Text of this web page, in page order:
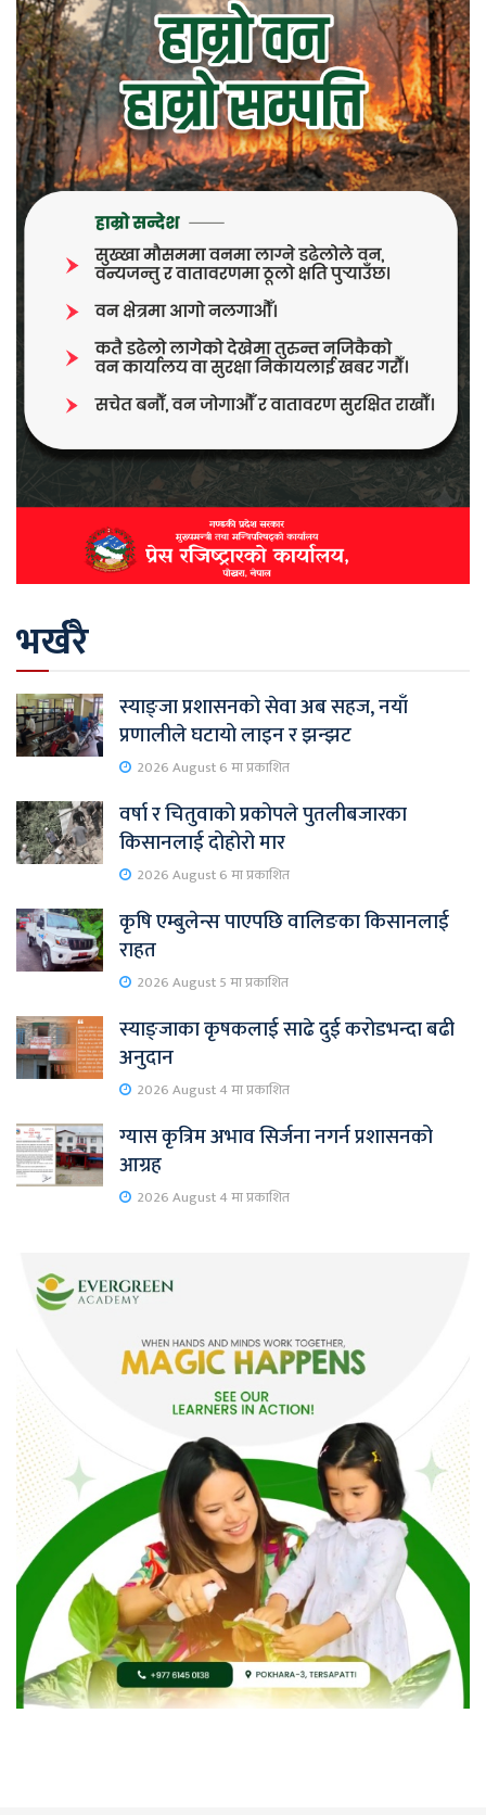
भर्खरै
स्याङ्जा प्रशासनको सेवा अब सहज, नयाँ
प्रणालीले घटायो लाइन र झन्झट
2026 August 6 मा प्रकाशित
वर्षा र चितुवाको प्रकोपले पुतलीबजारका
किसानलाई दोहोरो मार
2026 August 6 मा प्रकाशित
कृषि एम्बुलेन्स पाएपछि वालिङका किसानलाई
राहत
2026 August 5 मा प्रकाशित
स्याङ्जाका कृषकलाई साढे दुई करोडभन्दा बढी
अनुदान
2026 August 4 मा प्रकाशित
ग्यास कृत्रिम अभाव सिर्जना नगर्न प्रशासनको
आग्रह
2026 August 4 मा प्रकाशित